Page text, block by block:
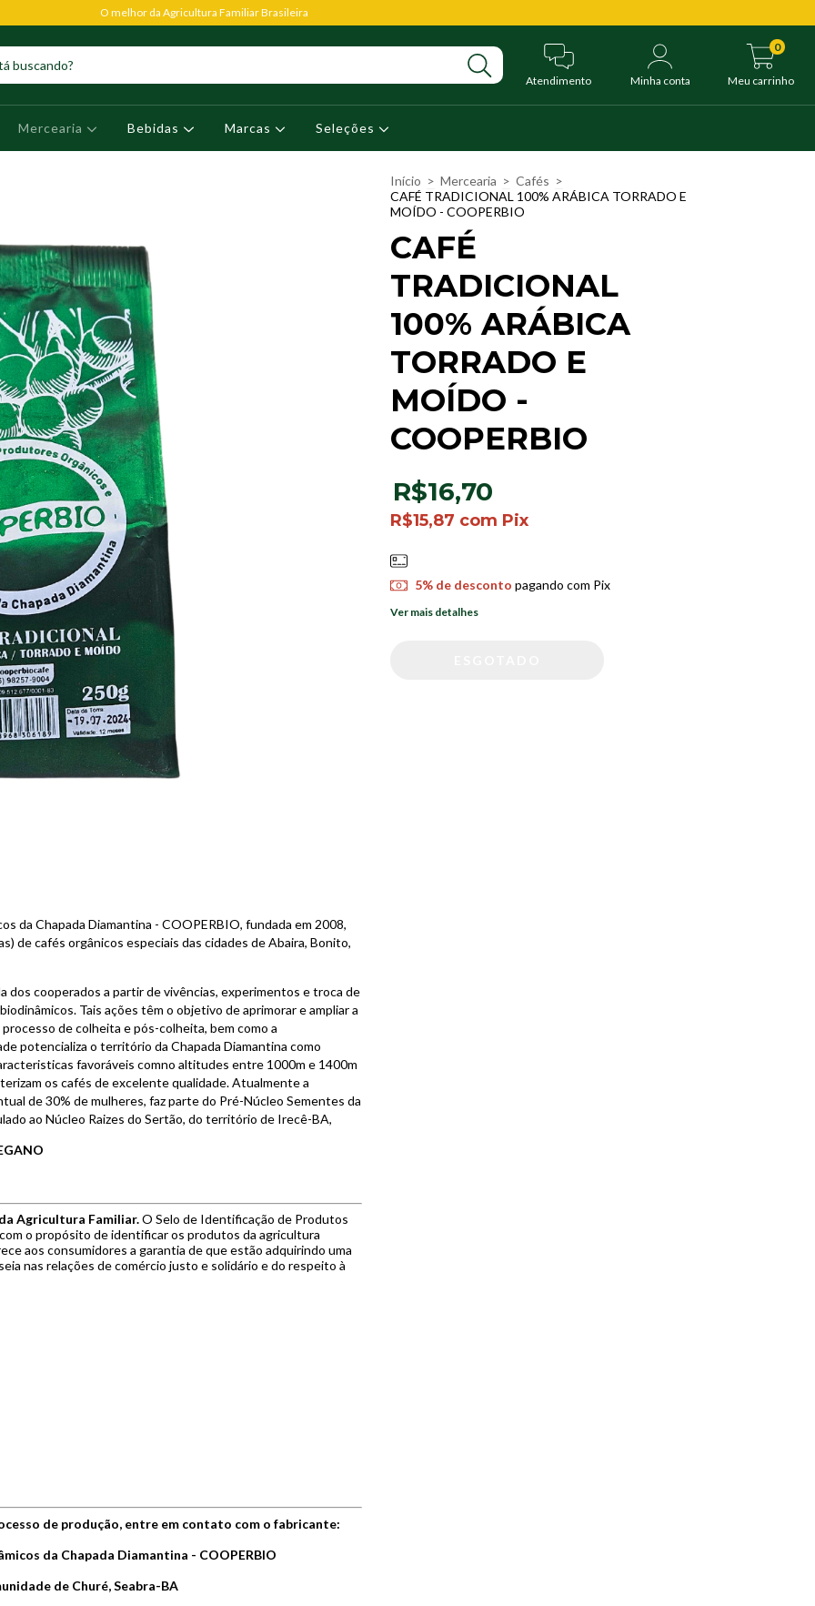
O melhor da Agricultura Familiar Brasileira
Atendimento Minha conta Meu carrinho
0
Mercearia Bebidas Marcas Seleções
da Chapada Diamantina - COOPERBIO, fundada em 2008,
de cafés orgânicos especiais das cidades de Abaira, Bonito,
dos cooperados a partir de vivências, experimentos e troca de
Tais ações têm o objetivo de aprimorar e ampliar a
de colheita e pós-colheita, bem como a
potencializa o território da Chapada Diamantina como
favoráveis comno altitudes entre 1000m e 1400m
os cafés de excelente qualidade. Atualmente a
de 30% de mulheres, faz parte do Pré-Núcleo Sementes da
ao Núcleo Raizes do Sertão, do território de Irecê-BA,
Agricultura Familiar.O Selo de Identificação de Produtos
o propósito de identificar os produtos da agricultura
aos consumidores a garantia de que estão adquirindo uma
nas relações de comércio justo e solidário e do respeito à
de produção, entre em contato com o fabricante:
da Chapada Diamantina - COOPERBIO
de Churé, Seabra-BA
Início > Mercearia > Cafés >
CAFÉ TRADICIONAL 100% ARÁBICA TORRADO E
MOÍDO - COOPERBIO
CAFÉ
TRADICIONAL
100% ARÁBICA
TORRADO E
MOÍDO -
COOPERBIO
R$16,70
R$15,87 com Pix
5% de desconto pagando com Pix
Ver mais detalhes